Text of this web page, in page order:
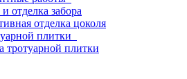
отделка забора
отделка цоколя
плитки
тротуарной плитки